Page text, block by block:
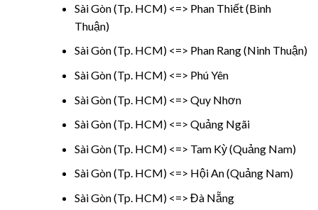
Sài Gòn (Tp. HCM) <=> Phan Thiết (Bình
Thuận)
Sài Gòn (Tp. HCM) <=> Phan Rang (Ninh Thuận)
Sài Gòn (Tp. HCM) <=> Phú Yên
Sài Gòn (Tp. HCM) <=> Quy Nhơn
Sài Gòn (Tp. HCM) <=> Quảng Ngãi
Sài Gòn (Tp. HCM) <=> Tam Kỳ (Quảng Nam)
Sài Gòn (Tp. HCM) <=> Hội An (Quảng Nam)
Sài Gòn (Tp. HCM) <=> Đà Nẵng